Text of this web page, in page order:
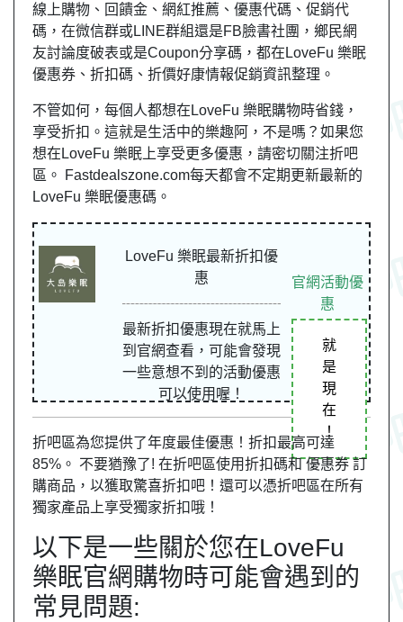
線上購物、回饋金、網紅推薦、優惠代碼、促銷代
碼，在微信群或LINE群組還是FB臉書社團， 鄉民網
友討論度破表或是Coupon分享碼，都在LoveFu 樂眠
優惠券、折扣碼、折價好康情報促銷資訊整理。
不管如何，每個人都想在LoveFu 樂眠購物時省錢，
享受折扣。這就是生活中的樂趣阿，不是嗎？如果您
想在LoveFu 樂眠上享受更多優惠，請密切關注折吧
區。 Fastdealszone.com每天都會不定期更新最新的
LoveFu 樂眠優惠碼。
LoveFu 樂眠最新折扣優
惠
最新折扣優惠現在就馬上
到官網查看，可能會發現
一些意想不到的活動優惠
可以使用喔！
官網活動優
惠
就
是
現
在
！
折吧區為您提供了年度最佳優惠！折扣最高可達
85%。 不要猶豫了! 在折吧區使用折扣碼和 優惠券 訂
購商品，以獲取驚喜折扣吧！還可以憑折吧區在所有
獨家產品上享受獨家折扣哦！
以下是一些關於您在LoveFu
樂眠官網購物時可能會遇到的
常見問題: